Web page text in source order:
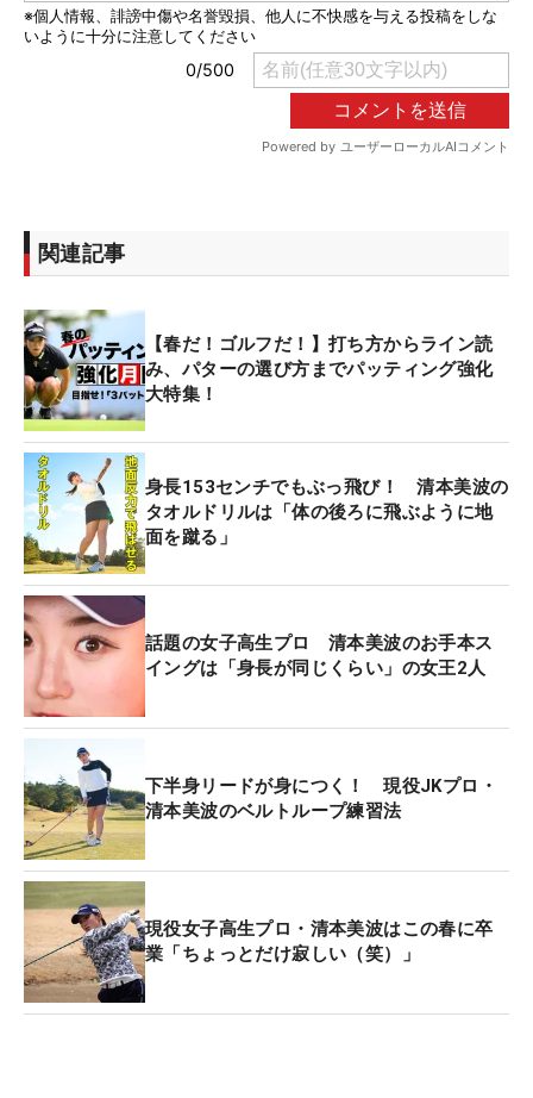
関連記事
【春だ！ゴルフだ！】打ち方からライン読
み、パターの選び方までパッティング強化
大特集！
身長153センチでもぶっ飛び！ 清本美波の
タオルドリルは「体の後ろに飛ぶように地
面を蹴る」
話題の女子高生プロ 清本美波のお手本ス
イングは「身長が同じくらい」の女王2人
下半身リードが身につく！ 現役JKプロ・
清本美波のベルトループ練習法
現役女子高生プロ・清本美波はこの春に卒
業「ちょっとだけ寂しい（笑）」